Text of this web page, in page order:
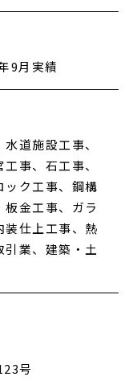
9月実績
道施設工事、
事、石工事、
ック工事、鋼構
金工事、ガラ
装仕上工事、熱
業、建築・土
号